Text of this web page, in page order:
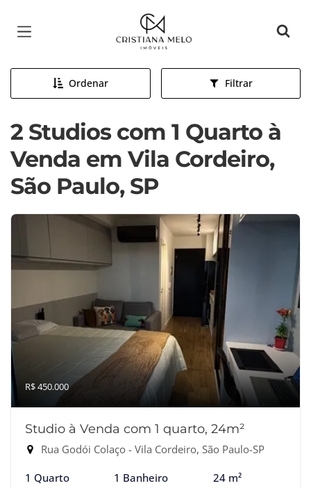
Página inicial
Ordenar Filtrar
2 Studios com 1 Quarto à
Venda em Vila Cordeiro,
São Paulo, SP
R$ 450.000
Studio à Venda com 1 quarto, 24m²
Rua Godói Colaço - Vila Cordeiro, São Paulo-SP
1 Quarto 1 Banheiro 24 m²